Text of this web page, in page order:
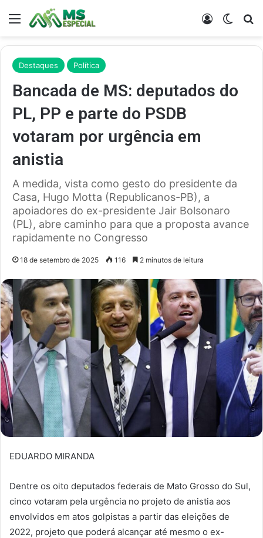
Menu Entrar
Destaques Política
Bancada de MS: deputados do
PL, PP e parte do PSDB
votaram por urgência em
anistia
A medida, vista como gesto do presidente da
Casa, Hugo Motta (Republicanos-PB), a
apoiadores do ex-presidente Jair Bolsonaro
(PL), abre caminho para que a proposta avance
rapidamente no Congresso
18 de setembro de 2025 116 2 minutos de leitura
EDUARDO MIRANDA
Dentre os oito deputados federais de Mato Grosso do Sul,
cinco votaram pela urgência no projeto de anistia aos
envolvidos em atos golpistas a partir das eleições de
2022, projeto que poderá alcançar até mesmo o ex-